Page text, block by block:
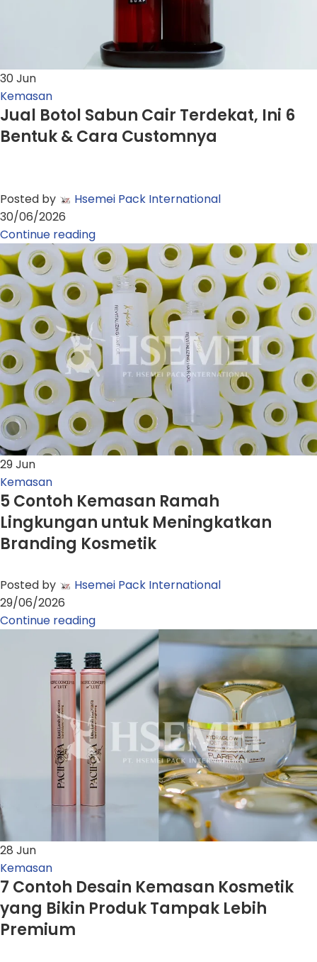
30Jun
Kemasan
Jual Botol Sabun Cair Terdekat, Ini 6
Bentuk & Cara Customnya
Posted by
Hsemei Pack International
30/06/2026
Continue reading
29Jun
Kemasan
5 Contoh Kemasan Ramah
Lingkungan untuk Meningkatkan
Branding Kosmetik
Posted by
Hsemei Pack International
29/06/2026
Continue reading
28 Jun
Kemasan
7 Contoh Desain Kemasan Kosmetik
yang Bikin Produk Tampak Lebih
Premium